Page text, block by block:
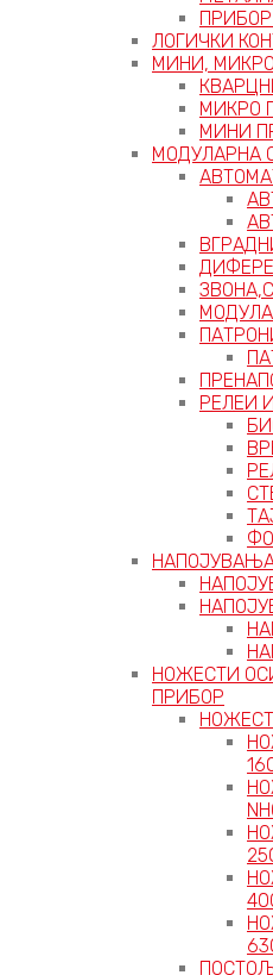
ЛОГИЧКИ
МИНИ,
МИКРО
МИНИ
МОДУЛАРНА
РЕЛЕИ
НОЖЕСТИ
ПРИБОР